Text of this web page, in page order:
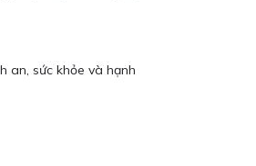
an, sức khỏe và hạnh